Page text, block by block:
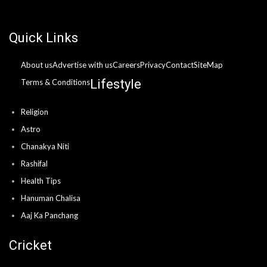
Quick Links
About usAdvertise with usCareersPrivacyContactSiteMap
Terms & Conditions Lifestyle
Religion
Astro
Chanakya Niti
Rashifal
Health Tips
Hanuman Chalisa
Aaj Ka Panchang
Cricket